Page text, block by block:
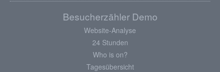
Besucherzähler Demo
Website-Analyse
24 Stunden
Who is on?
Tagesübersicht